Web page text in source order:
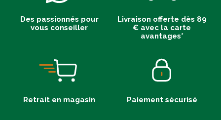
Des passionnés pour
vous conseiller
Livraison offerte dès 89
€ avec la carte
avantages*
Retrait en magasin Paiement sécurisé